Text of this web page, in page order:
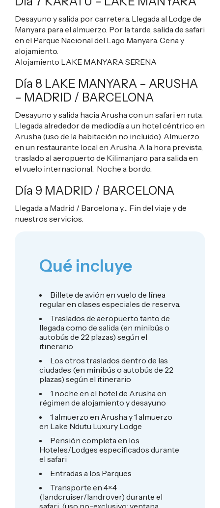
Desayuno y salida por carretera. Llegada al Lodge de
Manyara para el almuerzo. Por la tarde, salida de safari
en el Parque Nacional del Lago Manyara. Cena y
alojamiento.
Alojamiento LAKE MANYARA SERENA
Día 8 LAKE MANYARA – ARUSHA
– MADRID / BARCELONA
Desayuno y salida hacia Arusha con un safari en ruta.
Llegada alrededor de mediodía a un hotel céntrico en
Arusha (uso de la habitación no incluido). Almuerzo
en un restaurante local en Arusha. A la hora prevista,
traslado al aeropuerto de Kilimanjaro para salida en
el vuelo internacional. Noche a bordo.
Día 9 MADRID / BARCELONA
Llegada a Madrid / Barcelona y… Fin del viaje y de
nuestros servicios.
Qué incluye
Billete de avión en vuelo de línea
regular en clases especiales de reserva.
Traslados de aeropuerto tanto de
llegada como de salida (en minibús o
autobús de 22 plazas) según el
itinerario
Los otros traslados dentro de las
ciudades (en minibús o autobús de 22
plazas) según el itinerario
1 noche en el hotel de Arusha en
régimen de alojamiento y desayuno
1 almuerzo en Arusha y 1 almuerzo
en Lake Ndutu Luxury Lodge
Pensión completa en los
Hoteles/Lodges especificados durante
el safari
Entradas a los Parques
Transporte en 4×4
(landcruiser/landrover) durante el
safari, (uso no-exclusivo; ventana